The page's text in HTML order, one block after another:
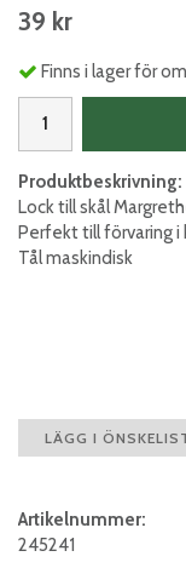
39 kr
Finns i lager för
Produktbeskrivning:
Lock till skål
Perfekt till förvaring i
Tål maskindisk
LÄGG I
Artikelnummer:
245241